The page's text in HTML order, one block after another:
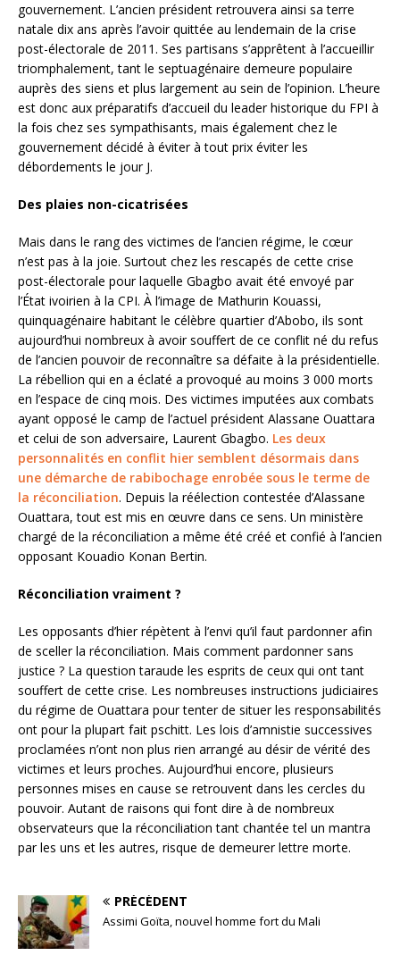
gouvernement. L’ancien président retrouvera ainsi sa terre
natale dix ans après l’avoir quittée au lendemain de la crise
post-électorale de 2011. Ses partisans s’apprêtent à l’accueillir
triomphalement, tant le septuagénaire demeure populaire
auprès des siens et plus largement au sein de l’opinion. L’heure
est donc aux préparatifs d’accueil du leader historique du FPI à
la fois chez ses sympathisants, mais également chez le
gouvernement décidé à éviter à tout prix éviter les
débordements le jour J.
Des plaies non-cicatrisées
Mais dans le rang des victimes de l’ancien régime, le cœur
n’est pas à la joie. Surtout chez les rescapés de cette crise
post-électorale pour laquelle Gbagbo avait été envoyé par
l’État ivoirien à la CPI. À l’image de Mathurin Kouassi,
quinquagénaire habitant le célèbre quartier d’Abobo, ils sont
aujourd’hui nombreux à avoir souffert de ce conflit né du refus
de l’ancien pouvoir de reconnaître sa défaite à la présidentielle.
La rébellion qui en a éclaté a provoqué au moins 3 000 morts
en l’espace de cinq mois. Des victimes imputées aux combats
ayant opposé le camp de l’actuel président Alassane Ouattara
et celui de son adversaire, Laurent Gbagbo. Les deux
personnalités en conflit hier semblent désormais dans
une démarche de rabibochage enrobée sous le terme de
la réconciliation. Depuis la réélection contestée d’Alassane
Ouattara, tout est mis en œuvre dans ce sens. Un ministère
chargé de la réconciliation a même été créé et confié à l’ancien
opposant Kouadio Konan Bertin.
Réconciliation vraiment ?
Les opposants d’hier répètent à l’envi qu’il faut pardonner afin
de sceller la réconciliation. Mais comment pardonner sans
justice ? La question taraude les esprits de ceux qui ont tant
souffert de cette crise. Les nombreuses instructions judiciaires
du régime de Ouattara pour tenter de situer les responsabilités
ont pour la plupart fait pschitt. Les lois d’amnistie successives
proclamées n’ont non plus rien arrangé au désir de vérité des
victimes et leurs proches. Aujourd’hui encore, plusieurs
personnes mises en cause se retrouvent dans les cercles du
pouvoir. Autant de raisons qui font dire à de nombreux
observateurs que la réconciliation tant chantée tel un mantra
par les uns et les autres, risque de demeurer lettre morte.
PRÉCÉDENT
Assimi Goïta, nouvel homme fort du Mali